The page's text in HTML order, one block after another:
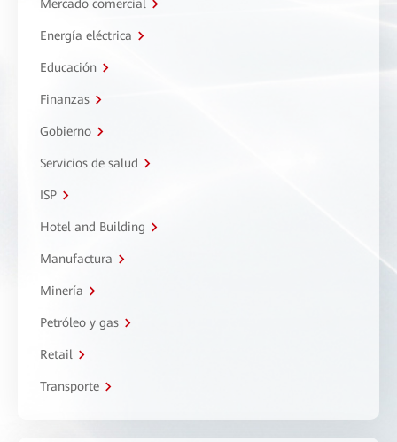
Mercado comercial
Energía eléctrica
Educación
Finanzas
Gobierno
Servicios de salud
ISP
Hotel and Building
Manufactura
Minería
Petróleo y gas
Retail
Transporte